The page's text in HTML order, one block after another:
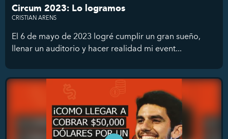
Circum 2023: Lo logramos
CRISTIAN ARENS
El 6 de mayo de 2023 logré cumplir un gran sueño,
llenar un auditorio y hacer realidad mi event...